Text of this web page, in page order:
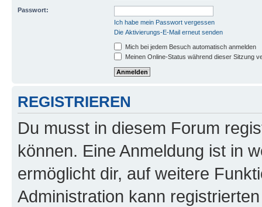
Passwort:
Ich habe mein Passwort vergessen
Die Aktivierungs-E-Mail erneut senden
Mich bei jedem Besuch automatisch anmelden
Meinen Online-Status während dieser Sitzung
REGISTRIEREN
Du musst in diesem Forum
können. Eine Anmeldung ist in
ermöglicht dir, auf weitere
Administration kann